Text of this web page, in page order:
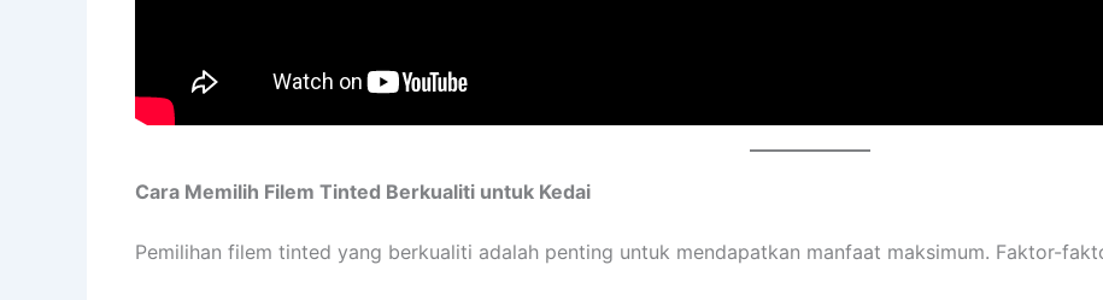
Cara Memilih Filem Tinted Berkualiti untuk Kedai
Pemilihan filem tinted yang berkualiti adalah penting untuk mendapatkan manfaat maksimum. Faktor-